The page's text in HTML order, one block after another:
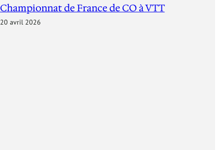
Championnat de France de CO à VTT
20 avril 2026